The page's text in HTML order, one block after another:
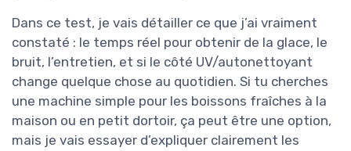
Dans ce test, je vais détailler ce que j’ai vraiment
constaté : le temps réel pour obtenir de la glace, le
bruit, l’entretien, et si le côté UV/autonettoyant
change quelque chose au quotidien. Si tu cherches
une machine simple pour les boissons fraîches à la
maison ou en petit dortoir, ça peut être une option,
mais je vais essayer d’expliquer clairement les